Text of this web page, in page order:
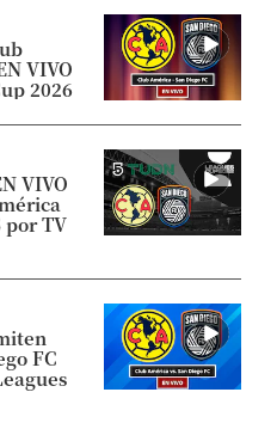
VIVO
2026
VIVO
por TV
FC